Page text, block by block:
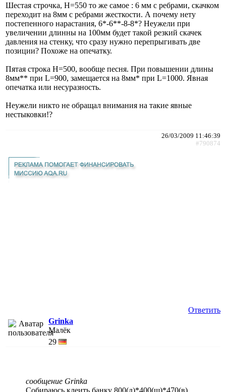
Шестая строчка, H=550 то же самое : 6 мм с ребрами, скачком
переходит на 8мм с ребрами жесткости. А почему нету
постепенного нарастания, 6*-6**-8-8*? Неужели при
увеличении длинны на 100мм будет такой резкий скачек
давления на стенку, что сразу нужно перепрыгивать две
позиции? Похоже на опечатку.
Пятая строка H=500, вообще песня. При повышении длины
8мм** при L=900, замещается на 8мм* при L=1000. Явная
опечатка или несуразность.
Неужели никто не обращал внимания на такие явные
нестыковки!?
26/03/2009 11:46:39
#790874
Ответить
Grinka
Малёк
29
сообщение Grinka
Собираюсь клеить банку 800(д)*400(ш)*470(в)